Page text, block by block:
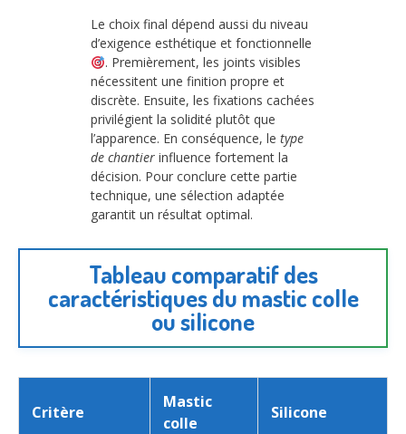
Le choix final dépend aussi du niveau
d’exigence esthétique et fonctionnelle
. Premièrement, les joints visibles
nécessitent une finition propre et
discrète. Ensuite, les fixations cachées
privilégient la solidité plutôt que
l’apparence. En conséquence, le type
de chantier influence fortement la
décision. Pour conclure cette partie
technique, une sélection adaptée
garantit un résultat optimal.
Tableau comparatif des
caractéristiques du mastic colle
ou silicone
Critère
Mastic
colle
Silicone